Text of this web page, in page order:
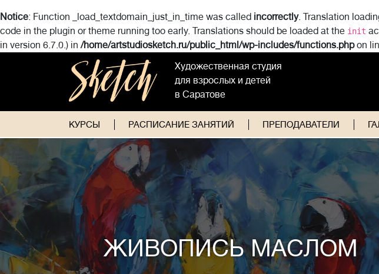
Notice: Function _load_textdomain_just_in_time was called incorrectly. Translation
code in the plugin or theme running too early. Translations should be loaded at the init
in version 6.7.0.) in/home/artstudiosketch.ru/public_html/wp-includes/functions.phpon
Художественная студия
для взрослых и детей
в Саратове
КУРСЫ РАСПИСАНИЕ ЗАНЯТИЙ ПРЕПОДАВАТЕЛИ
ЖИВОПИСЬ МАСЛОМ